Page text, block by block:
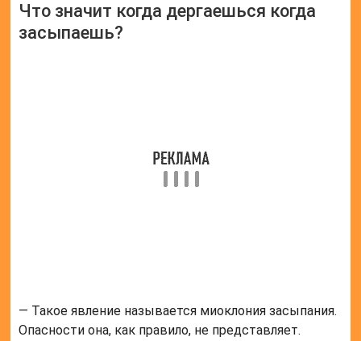
Что значит когда дергаешься когда
засыпаешь?
— Такое явление называется миоклония засыпания.
Опасности она, как правило, не представляет.